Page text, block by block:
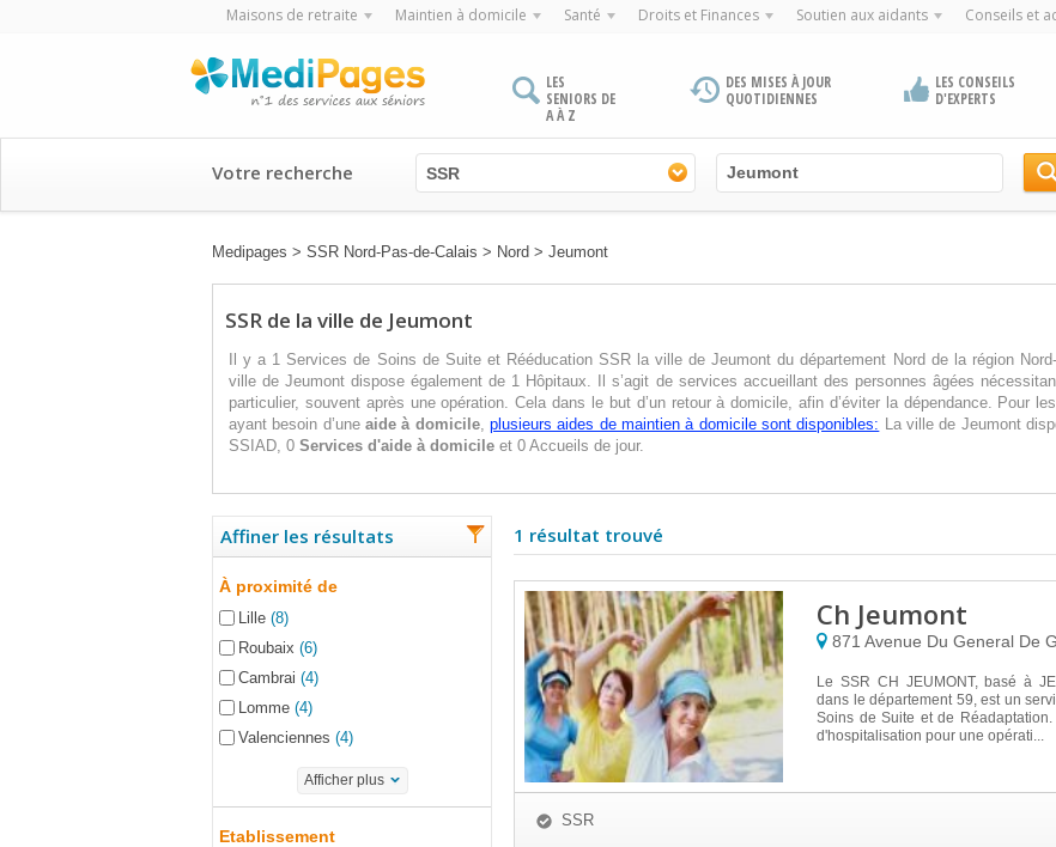
Maisons de retraite Maintien à domicile Santé Droits et Finances Soutien aux aidants Conseils et
LES
SENIORS DE
A À Z
DES MISES À JOUR
QUOTIDIENNES
LES CONSEILS
D'EXPERTS
Votre recherche SSR
Medipages > SSR Nord-Pas-de-Calais > Nord > Jeumont
SSR de la ville de Jeumont
Il y a 1 Services de Soins de Suite et Rééducation SSR la ville de Jeumont du département Nord de la région
ville de Jeumont dispose également de 1 Hôpitaux. Il s’agit de services accueillant des personnes âgées
particulier, souvent après une opération. Cela dans le but d’un retour à domicile, afin d’éviter la dépendance. Pour
ayant besoin d’une aide à domicile,plusieurs aides de maintien à domicile sont disponibles: La ville de Jeumont
SSIAD, 0 Services d'aide à domicile et 0 Accueils de jour.
Affiner les résultats
À proximité de
Lille (8)
Roubaix (6)
Cambrai (4)
Lomme (4)
Valenciennes (4)
Afficher plus
Etablissement
1 résultat trouvé
Ch Jeumont
871 Avenue Du General De
Le SSR CH JEUMONT, basé à
dans le département 59, est un
Soins de Suite et de
d'hospitalisation pour une opérati...
SSR